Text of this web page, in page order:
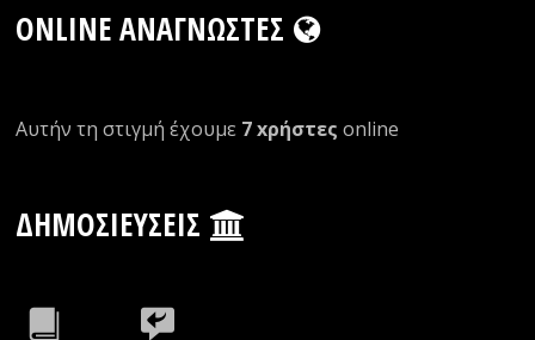
ONLINE ΑΝΑΓΝΏΣΤΕΣ
Αυτήν τη στιγμή έχουμε 7 xρήστες οnline
ΔΗΜΟΣΙΕΎΣΕΙΣ